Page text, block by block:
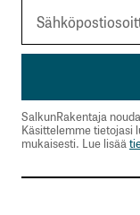
SalkunRakentaja
Käsittelemme tietojasi
mukaisesti. Lue lisää